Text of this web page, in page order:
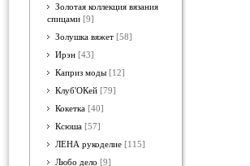
Золотая коллекция вязания
спицами [9]
Золушка вяжет [58]
Ирэн [43]
Каприз моды [12]
Клуб'ОКей [79]
Кокетка [40]
Ксюша [57]
ЛЕНА рукоделие [115]
Любо дело [9]